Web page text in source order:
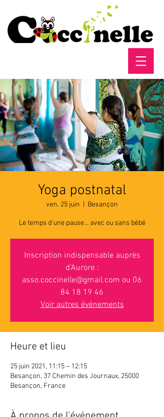
Yoga postnatal
ven. 25 juin Besançon
Le temps d'une pause... avec ou sans bébé
Inscription indispensable auprès
d'Aurore :
asso.coccinelle@gmail.com ou 06
84 18 19 46
Voir autres événements
Heure et lieu
25 juin 2021, 11:15 – 12:15
Besançon, 37 Chemin des Journaux, 25000
Besançon, France